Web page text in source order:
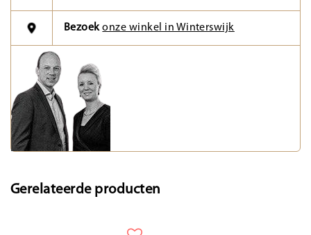
Bezoekonze winkel in Winterswijk
Gerelateerde producten